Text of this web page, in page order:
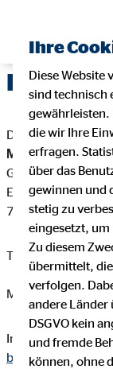
Dieser
Michael Tischler
Endersbacher Str.
71334
Telefon: +49
Mail:
Internet:https://
beinstein-michael-
Ihre
Diese Website
sind technisch
gewährleisten.
die wir Ihre
erfragen.
über das
gewinnen und
stetig zu
eingesetzt, um
Zu diesem
übermittelt, die
verfolgen.
andere Länder
DSGVO kein
und fremde
können, ohne